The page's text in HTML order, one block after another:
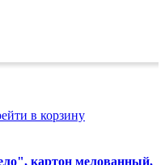
в корзину
картон мелованный,